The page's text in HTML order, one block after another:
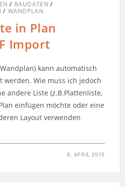
/ BAUDATEN /
/ WANDPLAN
in Plan
Import
kann automatisch
werden. Wie muss ich jedoch
andere Liste (z.B.Plattenliste,
einfügen möchte oder eine
Layout verwenden
8. APRIL 2015